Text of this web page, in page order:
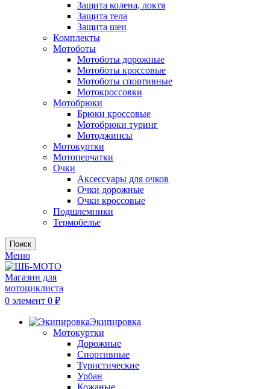
Защита колена, локтя
Защита тела
Защита шеи
Комплекты
Мотоботы
Мотоботы дорожные
Мотоботы кроссовые
Мотоботы спортивные
Мотокроссовки
Мотобрюки
Брюки кроссовые
Мотобрюки туринг
Мотоджинсы
Мотокуртки
Мотоперчатки
Очки
Аксессуары для очков
Очки дорожные
Очки кроссовые
Подшлемники
Термобелье
Поиск
Меню
0 элемент 0 ₽
Экипировка
Мотокуртки
Дорожные
Спортивные
Туристические
Урбан
Кожаные